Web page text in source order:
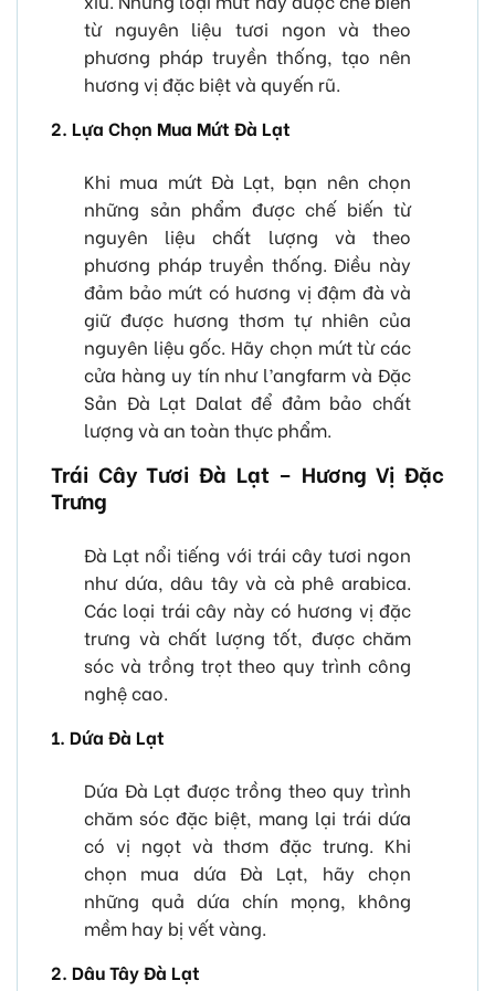
từ nguyên liệu tươi ngon và theo
phương pháp truyền thống, tạo nên
hương vị đặc biệt và quyến rũ.
2. Lựa Chọn Mua Mứt Đà Lạt
Khi mua mứt Đà Lạt, bạn nên chọn
những sản phẩm được chế biến từ
nguyên liệu chất lượng và theo
phương pháp truyền thống. Điều này
đảm bảo mứt có hương vị đậm đà và
giữ được hương thơm tự nhiên của
nguyên liệu gốc. Hãy chọn mứt từ các
cửa hàng uy tín như l’angfarm và Đặc
Sản Đà Lạt Dalat để đảm bảo chất
lượng và an toàn thực phẩm.
Trái Cây Tươi Đà Lạt – Hương Vị Đặc
Trưng
Đà Lạt nổi tiếng với trái cây tươi ngon
như dứa, dâu tây và cà phê arabica.
Các loại trái cây này có hương vị đặc
trưng và chất lượng tốt, được chăm
sóc và trồng trọt theo quy trình công
nghệ cao.
1. Dứa Đà Lạt
Dứa Đà Lạt được trồng theo quy trình
chăm sóc đặc biệt, mang lại trái dứa
có vị ngọt và thơm đặc trưng. Khi
chọn mua dứa Đà Lạt, hãy chọn
những quả dứa chín mọng, không
mềm hay bị vết vàng.
2. Dâu Tây Đà Lạt